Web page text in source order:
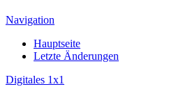
Navigation
Hauptseite
Letzte Änderungen
Digitales 1x1